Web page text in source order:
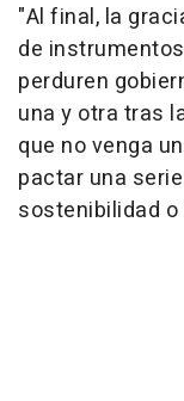
"Al final, la
de
perduren
una y otra tras
que no venga
pactar una
sostenibilidad